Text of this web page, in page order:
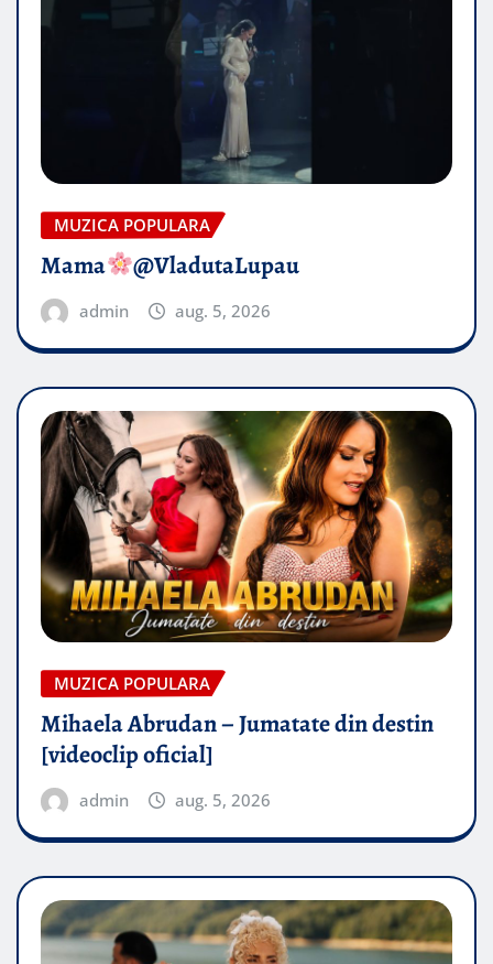
MUZICA POPULARA
Mama @VladutaLupau
admin aug. 5, 2026
MUZICA POPULARA
Mihaela Abrudan – Jumatate din destin
[videoclip oficial]
admin aug. 5, 2026